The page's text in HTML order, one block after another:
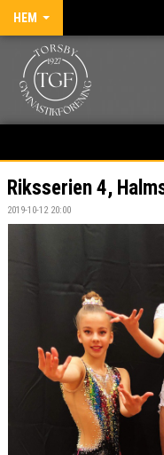
HEM
HEM
NYHETER
BILDGALLERI
VÅRA GRUPPER/LEDARE
ANMÄLNINGAR
Riksserien 4,
2019-10-12 20:00